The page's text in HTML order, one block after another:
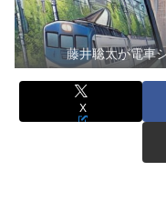
藤井聡太が電車
X